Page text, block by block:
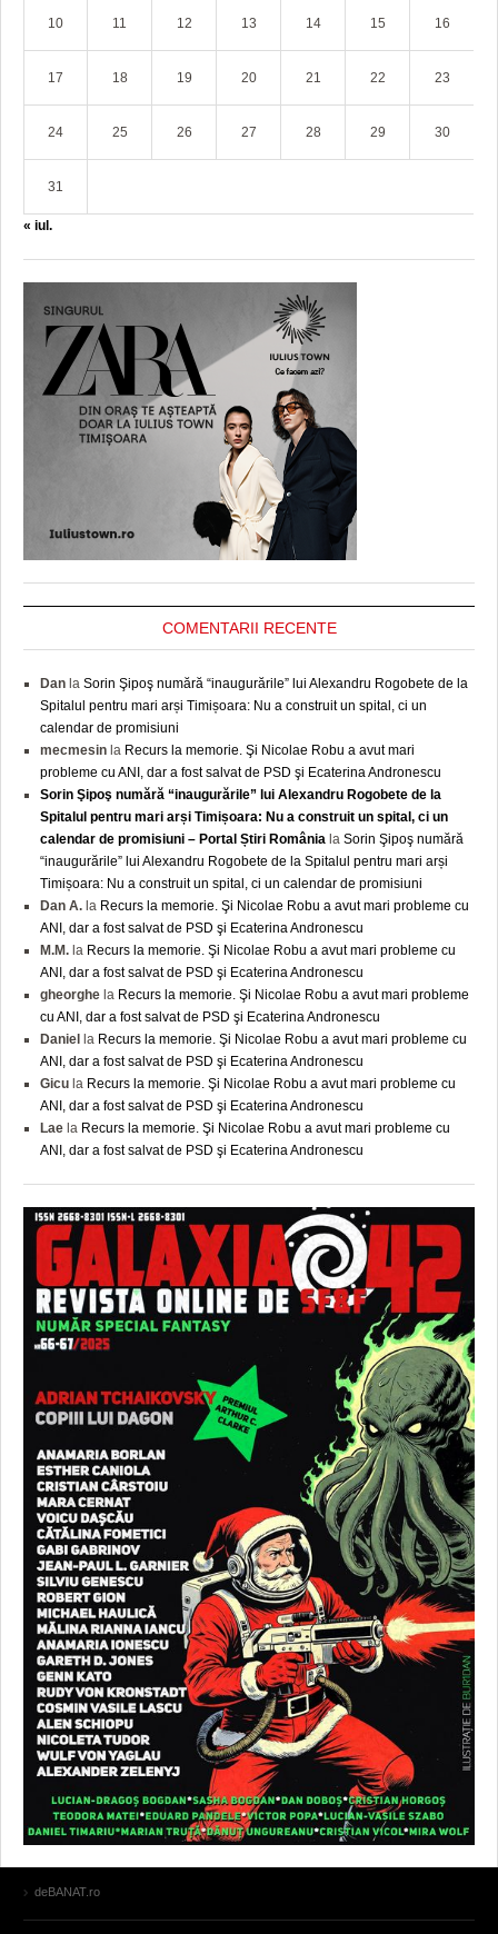
10 11 12 13 14 15 16
17 18 19 20 21 22 23
24 25 26 27 28 29 30
31
« iul.
COMENTARII RECENTE
Dan la Sorin Şipoş numără “inaugurările” lui Alexandru Rogobete de la
Spitalul pentru mari arși Timișoara: Nu a construit un spital, ci un
calendar de promisiuni
mecmesin la Recurs la memorie. Şi Nicolae Robu a avut mari
probleme cu ANI, dar a fost salvat de PSD şi Ecaterina Andronescu
Sorin Şipoş numără “inaugurările” lui Alexandru Rogobete de la
Spitalul pentru mari arși Timișoara: Nu a construit un spital, ci un
calendar de promisiuni – Portal Știri România la Sorin Şipoş numără
“inaugurările” lui Alexandru Rogobete de la Spitalul pentru mari arși
Timișoara: Nu a construit un spital, ci un calendar de promisiuni
Dan A. la Recurs la memorie. Şi Nicolae Robu a avut mari probleme cu
ANI, dar a fost salvat de PSD şi Ecaterina Andronescu
M.M. la Recurs la memorie. Şi Nicolae Robu a avut mari probleme cu
ANI, dar a fost salvat de PSD şi Ecaterina Andronescu
gheorghe la Recurs la memorie. Şi Nicolae Robu a avut mari probleme
cu ANI, dar a fost salvat de PSD şi Ecaterina Andronescu
Daniel la Recurs la memorie. Şi Nicolae Robu a avut mari probleme cu
ANI, dar a fost salvat de PSD şi Ecaterina Andronescu
Gicu la Recurs la memorie. Şi Nicolae Robu a avut mari probleme cu
ANI, dar a fost salvat de PSD şi Ecaterina Andronescu
Lae la Recurs la memorie. Şi Nicolae Robu a avut mari probleme cu
ANI, dar a fost salvat de PSD şi Ecaterina Andronescu
deBANAT.ro